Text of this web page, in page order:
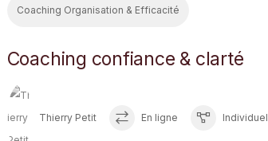
Coaching Organisation & Efficacité
Coaching confiance & clarté
Thierry Petit En ligne Individuel